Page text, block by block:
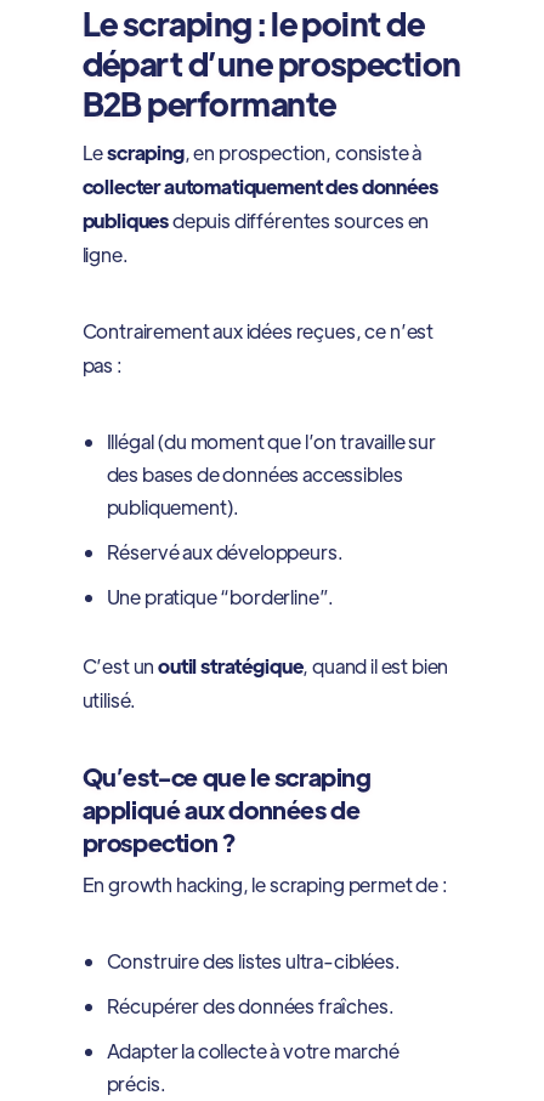
Le scraping : le point de
départ d’une prospection
B2B performante
Lescraping, en prospection, consiste à
collecter automatiquement des données
publiquesdepuis différentes sources en
ligne.
Contrairement aux idées reçues, ce n’est
pas :
Illégal (du moment que l’on travaille sur
des bases de données accessibles
publiquement).
Réservé aux développeurs.
Une pratique “borderline”.
C’est unoutil stratégique, quand il est bien
utilisé.
Qu’est-ce que le scraping
appliqué aux données de
prospection ?
En growth hacking, le scraping permet de :
Construire des listes ultra-ciblées.
Récupérer des données fraîches.
Adapter la collecte à votre marché
précis.